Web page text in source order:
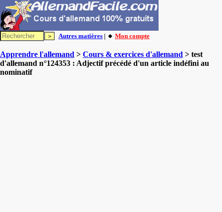
Autres matières | 🔸 Mon compte
Apprendre l'allemand > Cours & exercices d'allemand > test
d'allemand n°124353 : Adjectif précédé d'un article indéfini au
nominatif